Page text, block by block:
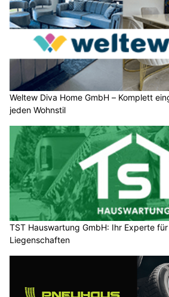
Weltew Diva Home GmbH – Komplett
jeden Wohnstil
TST Hauswartung GmbH: Ihr Experte
Liegenschaften